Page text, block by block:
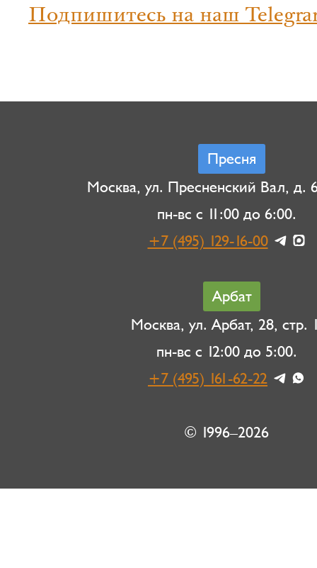
Подпишитесь на наш
Пресня
Москва, ул. Пресненский Вал, д.
пн-вс с 11:00 до 6:00.
+7 (495) 129-16-00
Арбат
Москва, ул. Арбат, 28, стр.
пн-вс с 12:00 до 5:00.
+7 (495) 161-62-22
© 1996–2026